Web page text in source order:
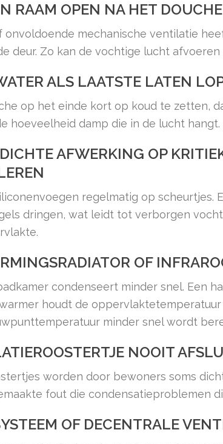
RAAM OPEN NA HET
onvoldoende mechanische ventilatie
deur. Zo kan de vochtige lucht
ALS LAATSTE LATEN
op het einde kort op koud te zetten,
hoeveelheid damp die in de lucht hangt.
AFWERKING OP
regelmatig op scheurtjes.
dringen, wat leidt tot verborgen
OF
condenseert minder snel. Een
houdt de
minder snel wordt
NOOIT
worden door bewoners soms
fout die condensatieproblemen
OF DECENTRALE